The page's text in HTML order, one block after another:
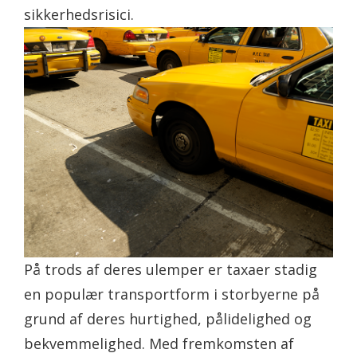
sikkerhedsrisici.
På trods af deres ulemper er taxaer stadig
en populær transportform i storbyerne på
grund af deres hurtighed, pålidelighed og
bekvemmelighed. Med fremkomsten af